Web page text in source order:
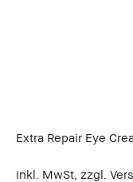
Extra Repair Eye
inkl. MwSt, zzgl.